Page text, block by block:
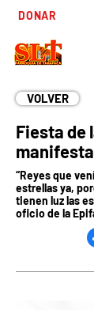
DONAR
VOLVER
Fiesta de
“Reyes que
estrellas ya,
tienen luz las
oficio de la